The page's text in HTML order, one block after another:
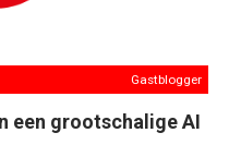
Gastblogger
een grootschalige AI